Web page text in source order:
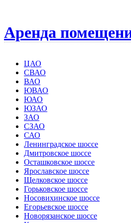
Аренда
ЦАО
СВАО
ВАО
ЮВАО
ЮАО
ЮЗАО
ЗАО
СЗАО
САО
Ленинградское шоссе
Дмитровское шоссе
Осташковское шоссе
Ярославское шоссе
Щелковское шоссе
Горьковское шоссе
Носовихинское шоссе
Егорьевское шоссе
Новорязанское шоссе